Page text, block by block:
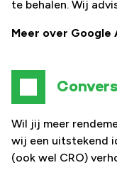
te behalen. Wij
Meer over Google
Wil jij meer
wij een uitstekend
(ook wel CRO)